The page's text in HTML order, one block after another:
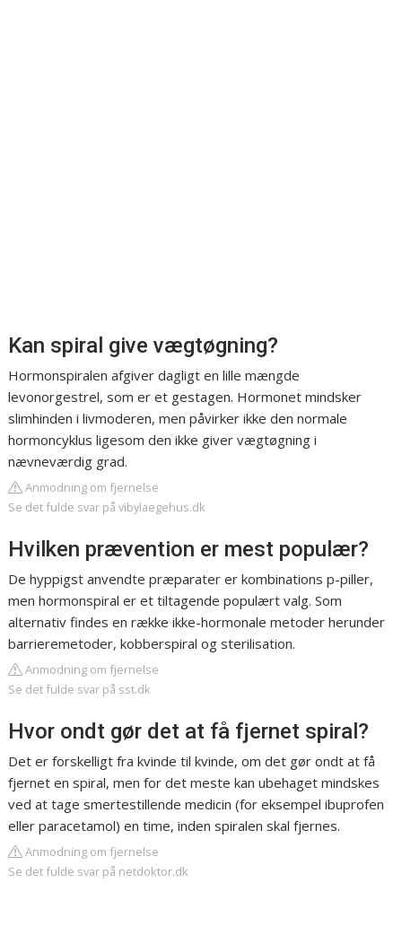
Kan spiral give vægtøgning?
Hormonspiralen afgiver dagligt en lille mængde
levonorgestrel, som er et gestagen. Hormonet mindsker
slimhinden i livmoderen, men påvirker ikke den normale
hormoncyklus ligesom den ikke giver vægtøgning i
nævneværdig grad.
Anmodning om fjernelse
Se det fulde svar på vibylaegehus.dk
Hvilken prævention er mest populær?
De hyppigst anvendte præparater er kombinations p-piller,
men hormonspiral er et tiltagende populært valg. Som
alternativ findes en række ikke-hormonale metoder herunder
barrieremetoder, kobberspiral og sterilisation.
Anmodning om fjernelse
Se det fulde svar på sst.dk
Hvor ondt gør det at få fjernet spiral?
Det er forskelligt fra kvinde til kvinde, om det gør ondt at få
fjernet en spiral, men for det meste kan ubehaget mindskes
ved at tage smertestillende medicin (for eksempel ibuprofen
eller paracetamol) en time, inden spiralen skal fjernes.
Anmodning om fjernelse
Se det fulde svar på netdoktor.dk